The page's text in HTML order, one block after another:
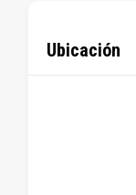
Ubicación